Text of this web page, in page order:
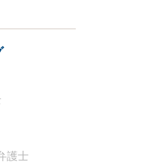
護士